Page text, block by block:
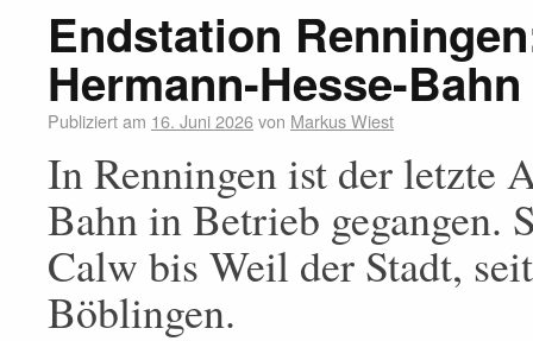
Endstation
Hermann-Hesse-
Publiziert am 16. Juni 2026von Markus Wiest
In Renningen ist der letzte
Bahn in Betrieb gegangen.
Calw bis Weil der Stadt,
Böblingen.